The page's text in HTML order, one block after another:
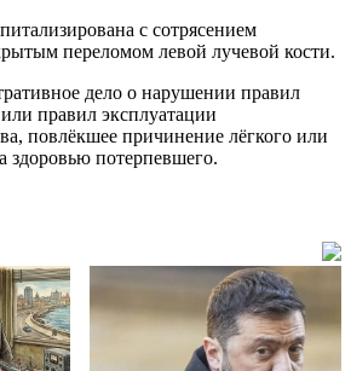
с сотрясением
переломом левой лучевой кости.
дело о нарушении правил
правил эксплуатации
повлёкшее причинение лёгкого или
здоровью потерпевшего.